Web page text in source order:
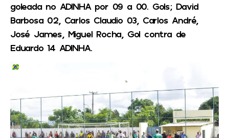
goleada no ADINHA por 09 a 00. Gols; David
Barbosa 02, Carlos Claudio 03, Carlos André,
José James, Miguel Rocha, Gol contra de
Eduardo 14 ADINHA.